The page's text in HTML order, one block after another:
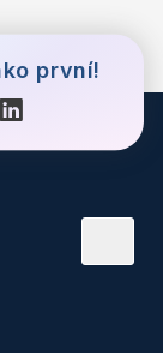
první!